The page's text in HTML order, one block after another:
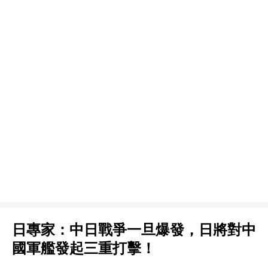
日專家：中日戰爭一旦爆發，日將對中
國軍艦發起三重打擊！